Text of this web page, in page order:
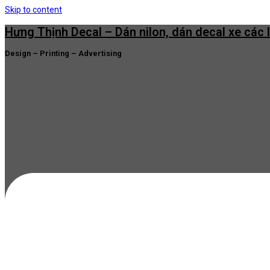
Skip to content
Hưng Thịnh Decal – Dán nilon, dán decal xe các
Design – Printing – Advertising